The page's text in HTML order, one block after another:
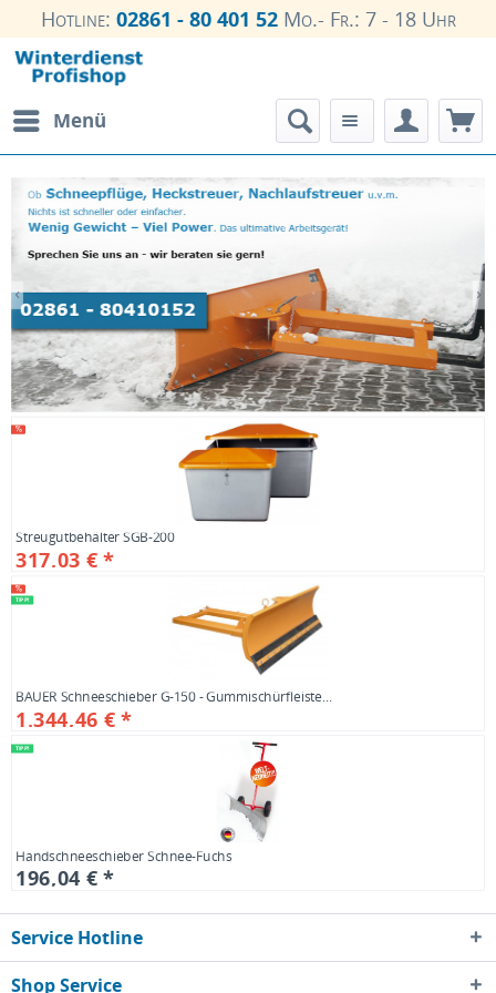
Hotline: 02861 - 80 401 52Mo.- Fr.: 7 - 18 Uhr
Menü
Streugutbehälter SGB-200
317,03 € *
TIPP!
BAUER Schneeschieber G-150 - Gummischürfleiste...
1.344,46 € *
TIPP!
Handschneeschieber Schnee-Fuchs
196,04 € *
Service Hotline
Shop Service